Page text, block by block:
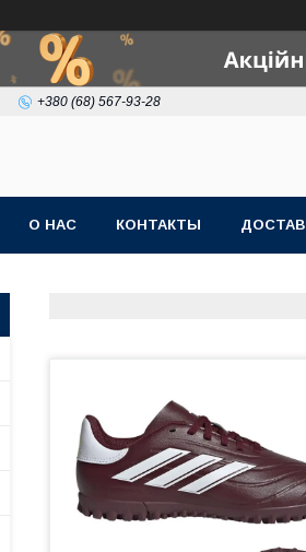
+380 (68) 567-93-28
О НАС КОНТАКТЫ